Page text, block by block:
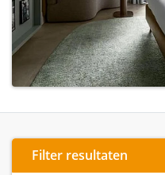
Filter resultaten